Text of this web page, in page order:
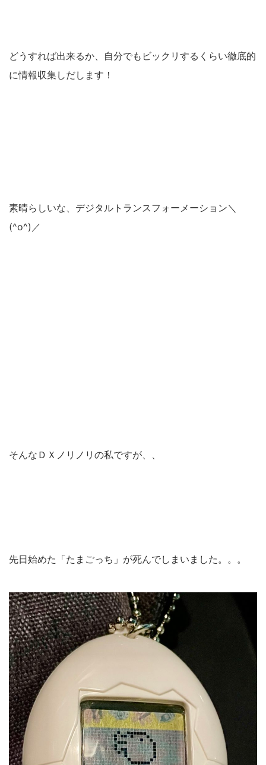
どうすれば出来るか、自分でもビックリするくらい徹底的
に情報収集しだします！
素晴らしいな、デジタルトランスフォーメーション＼
(^o^)／
そんなＤＸノリノリの私ですが、、
先日始めた「たまごっち」が死んでしまいました。。。